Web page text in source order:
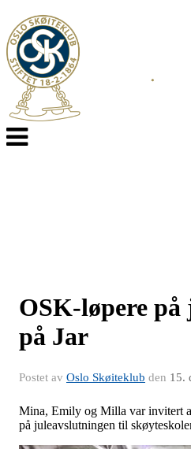
Veksle
navigasjon
OSK-løpere
på Jar
Postet av Oslo Skøiteklub den 15.
Mina, Emily og Milla var invitert
på juleavslutningen til